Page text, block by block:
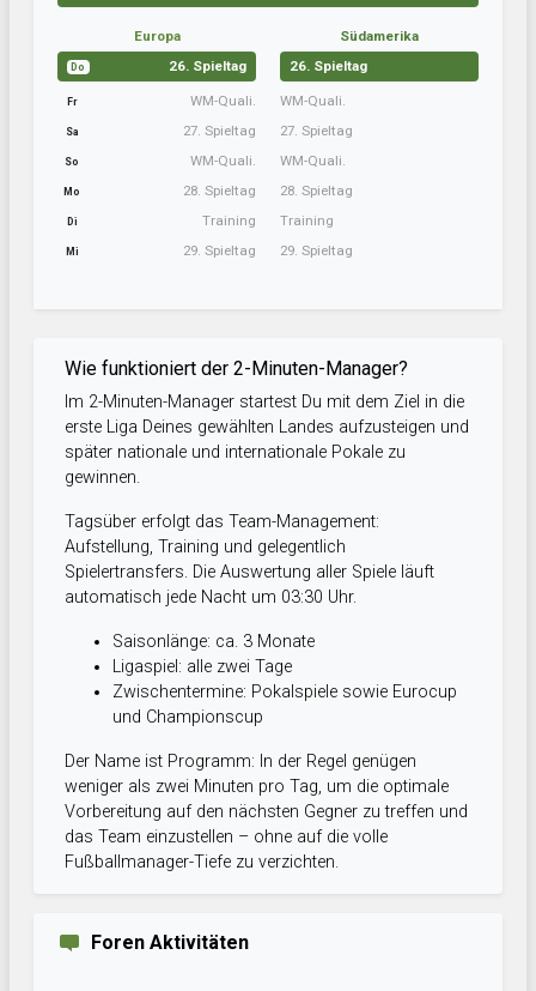
Europa
Do 26. Spieltag
Fr WM-Quali.
Sa 27. Spieltag
So WM-Quali.
Mo 28. Spieltag
Di Training
Mi 29. Spieltag
Südamerika
26. Spieltag
WM-Quali.
27. Spieltag
WM-Quali.
28. Spieltag
Training
29. Spieltag
Wie funktioniert der 2-Minuten-Manager?
Im 2-Minuten-Manager startest Du mit dem Ziel in die
erste Liga Deines gewählten Landes aufzusteigen und
später nationale und internationale Pokale zu
gewinnen.
Tagsüber erfolgt das Team-Management:
Aufstellung, Training und gelegentlich
Spielertransfers. Die Auswertung aller Spiele läuft
automatisch jede Nacht um 03:30 Uhr.
Saisonlänge: ca. 3 Monate
Ligaspiel: alle zwei Tage
Zwischentermine: Pokalspiele sowie Eurocup
und Championscup
Der Name ist Programm: In der Regel genügen
weniger als zwei Minuten pro Tag, um die optimale
Vorbereitung auf den nächsten Gegner zu treffen und
das Team einzustellen – ohne auf die volle
Fußballmanager-Tiefe zu verzichten.
Foren Aktivitäten